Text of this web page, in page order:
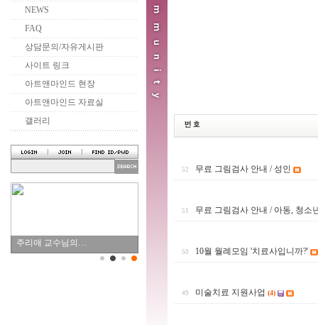
NEWS
FAQ
상담문의/자유게시판
사이트 링크
아트앤마인드 현장
아트앤마인드 자료실
갤러리
주리애 교수님의…
52 무료 그림검사 안내 / 성인
51 무료 그림검사 안내 / 아동, 청소
50 10월 월례모임 '치료사입니까?'
49 미술치료 지원사업 (4)